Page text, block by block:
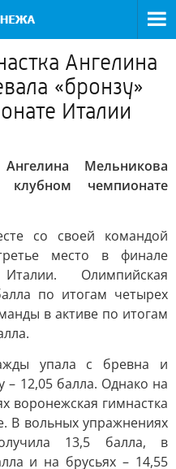
Ангелина
«бронзу»
Италии
Мельникова
клубном чемпионате
со своей командой
место в финале
Олимпийская
по итогам четырех
в активе по итогам
упала с бревна и
– 12,05 балла. Однако на
воронежская гимнастка
В вольных упражнениях
13,5 балла, в
и на брусьях – 14,55